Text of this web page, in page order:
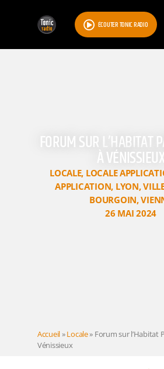
ÉCOUTER TONIC RADIO
FORUM SUR L’HABITAT
À VÉNISSIEUX
LOCALE, LOCALE
APPLICATION, LYON,
BOURGOIN,
26 MAI 2024
Accueil»Locale» Forum sur l’Habitat
Vénissieux